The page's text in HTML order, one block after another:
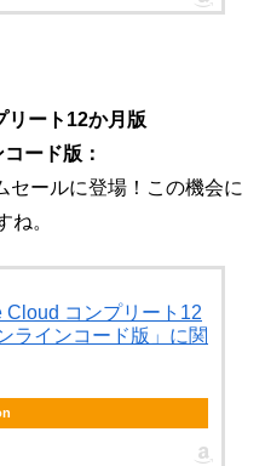
ート12か月版
ード版：
セールに登場！この機会に
ね。
コンプリート12
ラインコード版」に関